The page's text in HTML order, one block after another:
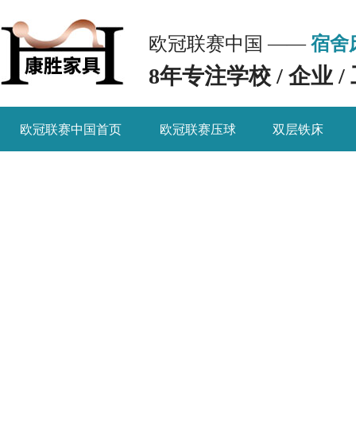
欧冠联赛中国 ——宿舍
8年专注学校 / 企业 /
欧冠联赛中国首页 欧冠联赛压球 双层铁床